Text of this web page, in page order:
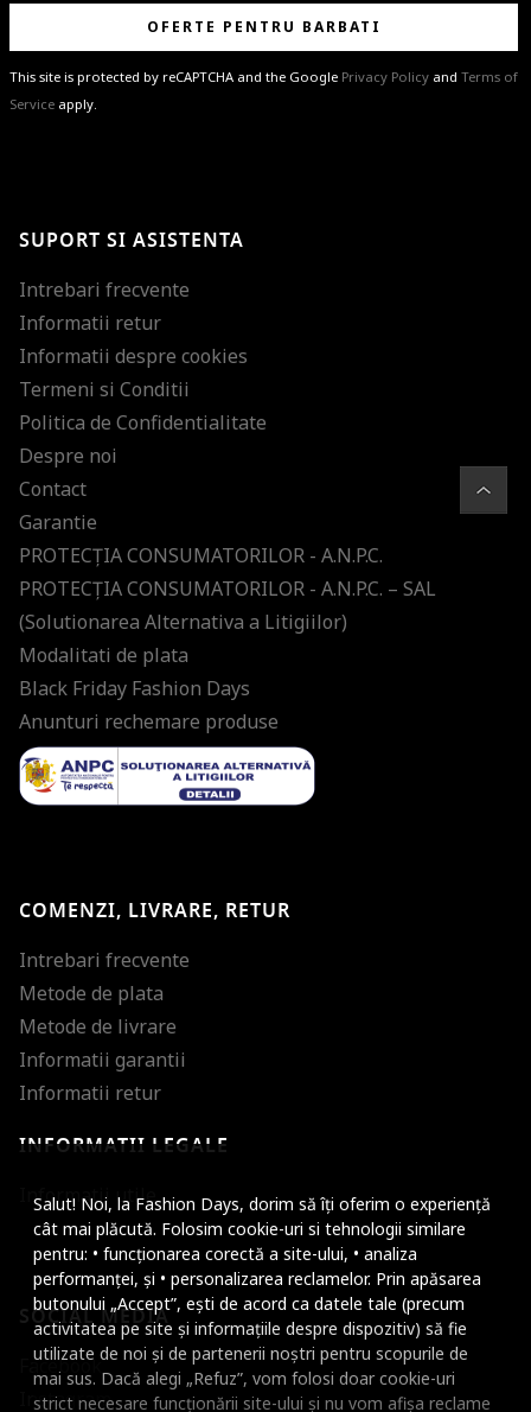
Salut! Noi, la Fashion Days, dorim să îți oferim o experiență
cât mai plăcută. Folosim cookie-uri si tehnologii similare
pentru: • funcționarea corectă a site-ului, • analiza
performanței, și • personalizarea reclamelor. Prin apăsarea
butonului „Accept”, ești de acord ca datele tale (precum
activitatea pe site și informațiile despre dispozitiv) să fie
utilizate de noi și de partenerii noștri pentru scopurile de
mai sus. Dacă alegi „Refuz”, vom folosi doar cookie-uri
strict necesare funcționării site-ului și nu vom afișa reclame
OFERTE PENTRU BARBATI
This site is protected by reCAPTCHA and the Google Privacy Policy and Terms of
Service apply.
ultimele tendinte in moda!
SUPORT SI ASISTENTA
Intrebari frecvente
Informatii retur
Informatii despre cookies
Termeni si Conditii
Politica de Confidentialitate
Despre noi
Contact
Garantie
PROTECŢIA CONSUMATORILOR - A.N.P.C.
PROTECŢIA CONSUMATORILOR - A.N.P.C. – SAL
(Solutionarea Alternativa a Litigiilor)
Modalitati de plata
Black Friday Fashion Days
Anunturi rechemare produse
COMENZI, LIVRARE, RETUR
Intrebari frecvente
Metode de plata
Metode de livrare
Informatii garantii
Informatii retur
INFORMATII LEGALE
Informatii utile
SOCIAL MEDIA
Facebook
Instagram
Micsoreaza
Mareste spatierea
Micsoreaza
Mareste inaltimea